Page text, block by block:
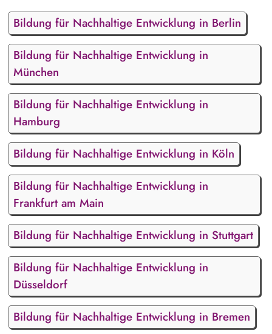
Bildung für Nachhaltige Entwicklung in Berlin
Bildung für Nachhaltige Entwicklung in
München
Bildung für Nachhaltige Entwicklung in
Hamburg
Bildung für Nachhaltige Entwicklung in Köln
Bildung für Nachhaltige Entwicklung in
Frankfurt am Main
Bildung für Nachhaltige Entwicklung in Stuttgart
Bildung für Nachhaltige Entwicklung in
Düsseldorf
Bildung für Nachhaltige Entwicklung in Bremen